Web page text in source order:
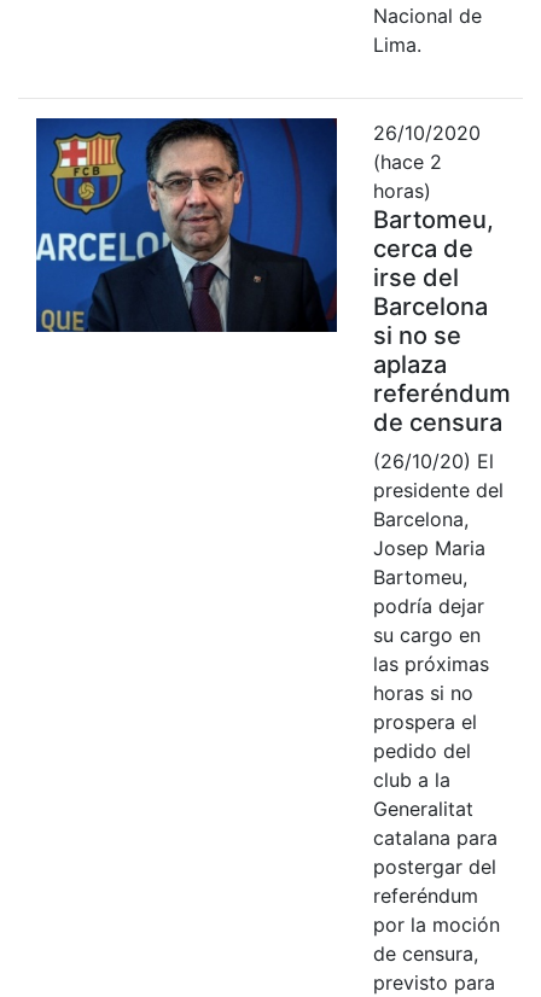
Nacional de
Lima.
26/10/2020
(hace 2
horas)
Bartomeu,
cerca de
irse del
Barcelona
si no se
aplaza
referéndum
de censura
(26/10/20) El
presidente del
Barcelona,
Josep Maria
Bartomeu,
podría dejar
su cargo en
las próximas
horas si no
prospera el
pedido del
club a la
Generalitat
catalana para
postergar del
referéndum
por la moción
de censura,
previsto para